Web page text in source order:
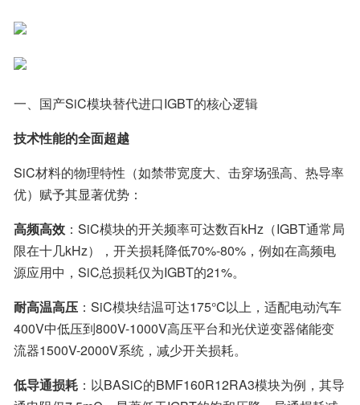
一、国产SiC模块替代进口IGBT的核心逻辑
技术性能的全面超越
SiC材料的物理特性（如禁带宽度大、击穿场强高、热导率
优）赋予其显著优势：
高频高效 ：SiC模块的开关频率可达数百kHz（IGBT通常局
限在十几kHz），开关损耗降低70%-80%，例如在高频电
源应用中，SiC总损耗仅为IGBT的21%。
耐高温高压 ：SiC模块结温可达175°C以上，适配电动汽车
400V中低压到800V-1000V高压平台和光伏逆变器储能变
流器1500V-2000V系统，减少开关损耗。
低导通损耗 ：以BASiC的BMF160R12RA3模块为例，其导